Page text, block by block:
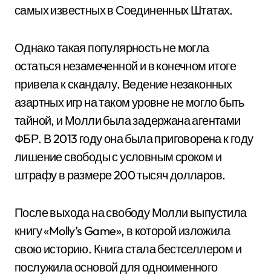
самых известных в Соединенных Штатах.
Однако такая популярность не могла
остаться незамеченной и в конечном итоге
привела к скандалу. Ведение незаконных
азартных игр на таком уровне не могло быть
тайной, и Молли была задержана агентами
ФБР. В 2013 году она была приговорена к году
лишение свободы с условным сроком и
штрафу в размере 200 тысяч долларов.
После выхода на свободу Молли выпустила
книгу «Molly’s Game», в которой изложила
свою историю. Книга стала бестселлером и
послужила основой для одноименного